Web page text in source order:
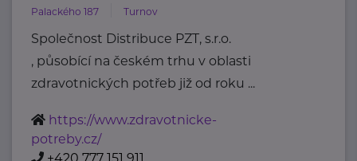
Palackého 187 Turnov
Společnost Distribuce PZT, s.r.o.
, působící na českém trhu v oblasti
zdravotnických potřeb již od roku ...
https://www.zdravotnicke-
potreby.cz/